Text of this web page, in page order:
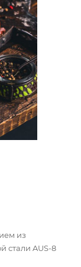
из
стали AUS-8